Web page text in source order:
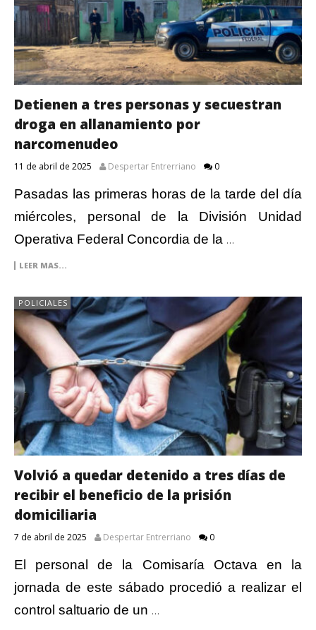
Detienen a tres personas y secuestran
droga en allanamiento por
narcomenudeo
11 de abril de 2025 Despertar Entrerriano 0
Pasadas las primeras horas de la tarde del día
miércoles, personal de la División Unidad
Operativa Federal Concordia de la …
LEER MAS...
POLICIALES
Volvió a quedar detenido a tres días de
recibir el beneficio de la prisión
domiciliaria
7 de abril de 2025 Despertar Entrerriano 0
El personal de la Comisaría Octava en la
jornada de este sábado procedió a realizar el
control saltuario de un …